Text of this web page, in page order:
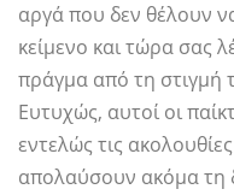
αργά που δεν θέλουν
κείμενο και τώρα σας
πράγμα από τη στιγμή
Ευτυχώς, αυτοί οι
εντελώς τις
απολαύσουν ακόμα τη